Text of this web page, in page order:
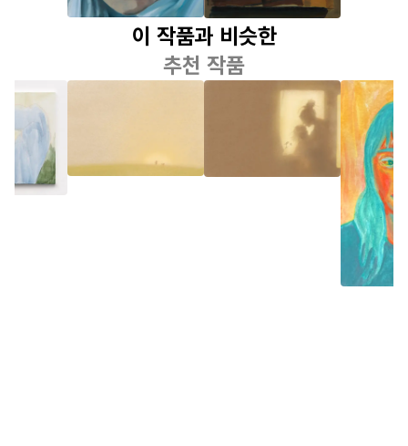
이 작품과 비슷한
추천 작품
할 수
등불의 집 VII
박슬
series,